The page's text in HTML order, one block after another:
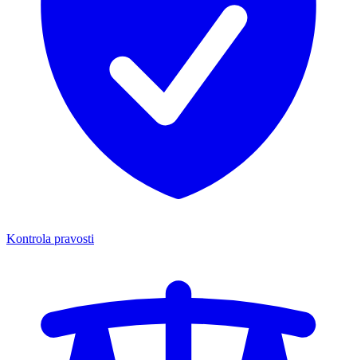
Kontrola pravosti